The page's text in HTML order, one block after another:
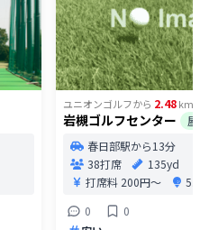
ユニオンゴルフから 2.48km
岩槻ゴルフセンター
春日部駅から13分
38打席
135yd
打席料 200円〜
0
0